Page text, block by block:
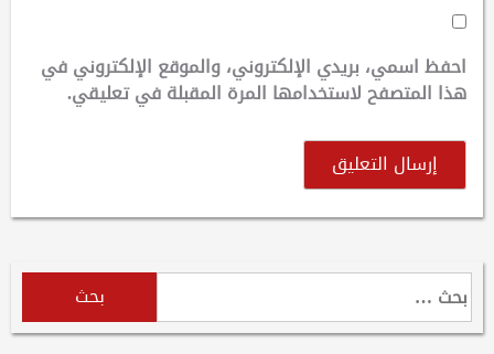
احفظ اسمي، بريدي الإلكتروني، والموقع الإلكتروني في
هذا المتصفح لاستخدامها المرة المقبلة في تعليقي.
البحث
عن: